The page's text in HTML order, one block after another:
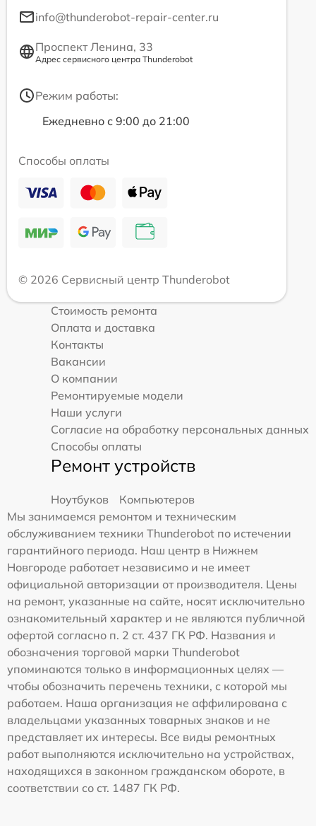
info@thunderobot-repair-center.ru
Проспект Ленина, 33
Адрес сервисного центра Thunderobot
Режим работы:
Ежедневно с 9:00 до 21:00
Способы оплаты
© 2026 Сервисный центр Thunderobot
Стоимость ремонта
Оплата и доставка
Контакты
Вакансии
О компании
Ремонтируемые модели
Наши услуги
Согласие на обработку персональных данных
Способы оплаты
Ремонт устройств
Ноутбуков
Компьютеров
Мы занимаемся ремонтом и техническим
обслуживанием техники Thunderobot по истечении
гарантийного периода. Наш центр в Нижнем
Новгороде работает независимо и не имеет
официальной авторизации от производителя. Цены
на ремонт, указанные на сайте, носят исключительно
ознакомительный характер и не являются публичной
офертой согласно п. 2 ст. 437 ГК РФ. Названия и
обозначения торговой марки Thunderobot
упоминаются только в информационных целях —
чтобы обозначить перечень техники, с которой мы
работаем. Наша организация не аффилирована с
владельцами указанных товарных знаков и не
представляет их интересы. Все виды ремонтных
работ выполняются исключительно на устройствах,
находящихся в законном гражданском обороте, в
соответствии со ст. 1487 ГК РФ.